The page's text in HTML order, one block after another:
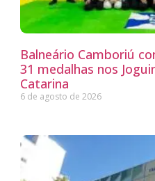
Balneário Camboriú
31 medalhas nos
Catarina
6 de agosto de 2026